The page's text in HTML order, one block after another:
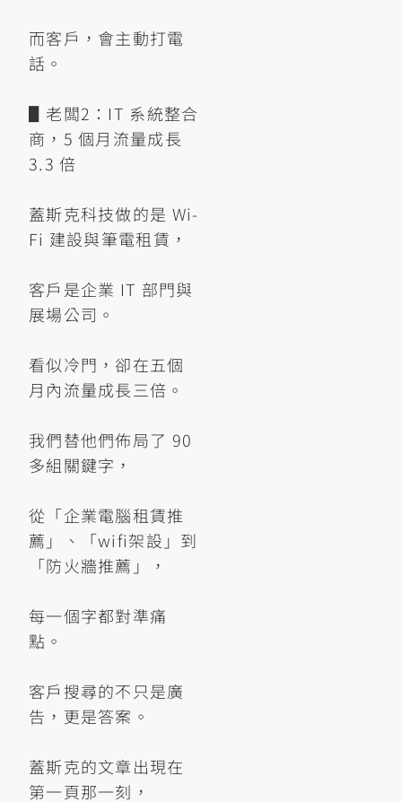
而客戶，會主動打電
話。
▋老闆2：IT 系統整合
商，5 個月流量成長
3.3 倍
蓋斯克科技做的是 Wi-
Fi 建設與筆電租賃，
客戶是企業 IT 部門與
展場公司。
看似冷門，卻在五個
月內流量成長三倍。
我們替他們佈局了 90
多組關鍵字，
從「企業電腦租賃推
薦」、「wifi架設」到
「防火牆推薦」，
每一個字都對準痛
點。
客戶搜尋的不只是廣
告，更是答案。
蓋斯克的文章出現在
第一頁那一刻，